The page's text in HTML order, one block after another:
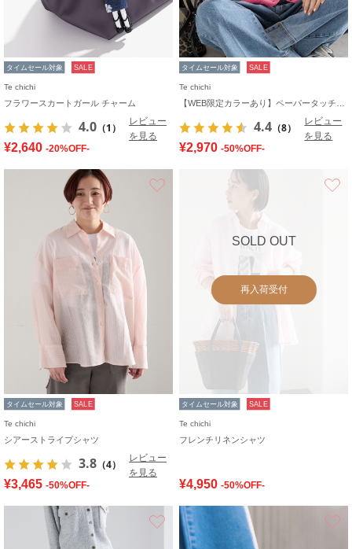
タイムセール対象 SALE
Te chichi
フラワースカートガール チャーム
4.0 （1）
レビュー
を見る
¥2,640 -20%OFF-
タイムセール対象 SALE
Te chichi
4.4 （8）
レビュー
を見る
¥2,970 -50%OFF-
タイムセール対象 SALE
Te chichi
シアーストライプシャツ
3.8 （4）
レビュー
を見る
¥3,465 -50%OFF-
SOLD OUT
再入荷受付
タイムセール対象 SALE
Te chichi
フレンチリネンシャツ
¥4,950 -50%OFF-
お気に入り